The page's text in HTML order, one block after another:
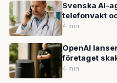
Svenska AI-
telefonvakt
4 min
OpenAI
företaget
4 min